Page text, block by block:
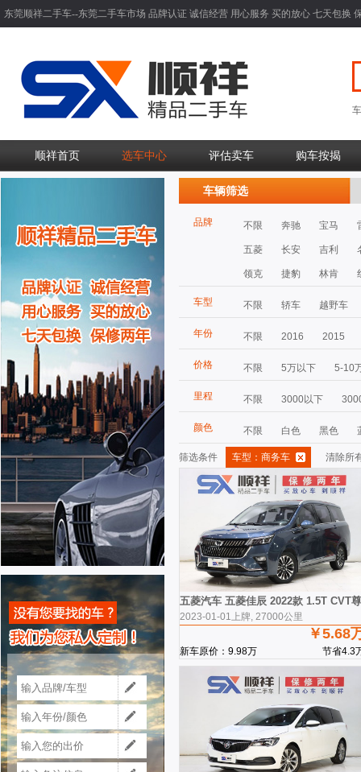
东莞顺祥二手车--东莞二手车市场 品牌认证 诚信经营 用心服务 买的放心 七天包换
顺祥首页 选车中心 评估卖车 购车按揭
车辆筛选
品牌 不限 奔驰 宝马
五菱 长安 吉利
领克 捷豹 林肯
车型 不限 轿车 越野车
年份 不限 2016 2015
价格 不限 5万以下 5-10
里程 不限 3000以下
颜色 不限 白色 黑色
筛选条件 车型：商务车 清除所
五菱汽车 五菱佳辰 2022款 1.5T CVT
2023-01-01上牌, 27000公里
￥5.68
新车原价：9.98万 节省4.3